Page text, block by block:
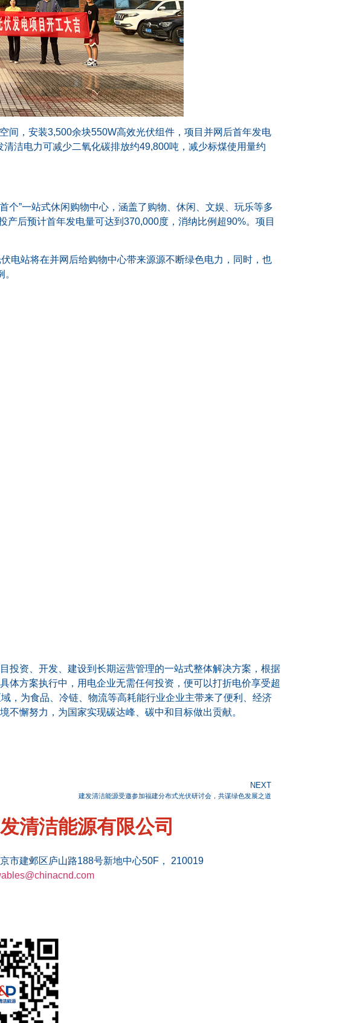
间，安装3,500余块550W高效光伏组件，项目并网后首年发电
洁电力可减少二氧化碳排放约49,800吨，减少标煤使用量约
个”一站式休闲购物中心，涵盖了购物、休闲、文娱、玩乐等多
后预计首年发电量可达到370,000度，消纳比例超90%。项目
电站将在并网后给购物中心带来源源不断绿色电力，同时，也
投资、开发、建设到长期运营管理的一站式整体解决方案，根据
体方案执行中，用电企业无需任何投资，便可以打折电价享受超
，为食品、冷链、物流等高耗能行业企业主带来了便利、经济
懈努力，为国家实现碳达峰、碳中和目标做出贡献。
NEXT
建发清洁能源受邀参加福建分布式光伏研讨会，共谋绿色发展之道
清洁能源有限公司
市建邺区庐山路188号新地中心50F， 210019